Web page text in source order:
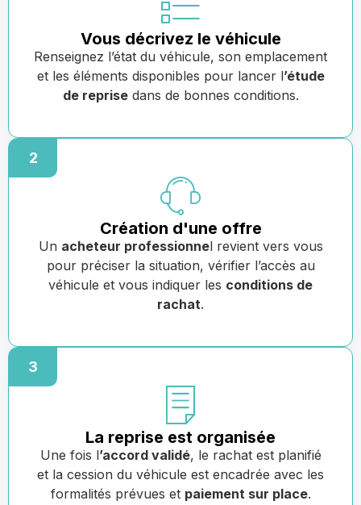
Vous décrivez le véhicule
Renseignez l’état du véhicule, son emplacement
et les éléments disponibles pour lancer l’étude
de reprisedans de bonnes conditions.
2
Création d'une offre
Un acheteur professionnel revient vers vous
pour préciser la situation, vérifier l’accès au
véhicule et vous indiquer les conditions de
rachat.
3
La reprise est organisée
Une fois l’accord validé, le rachat est planifié
et la cession du véhicule est encadrée avec les
formalités prévues et paiement sur place.